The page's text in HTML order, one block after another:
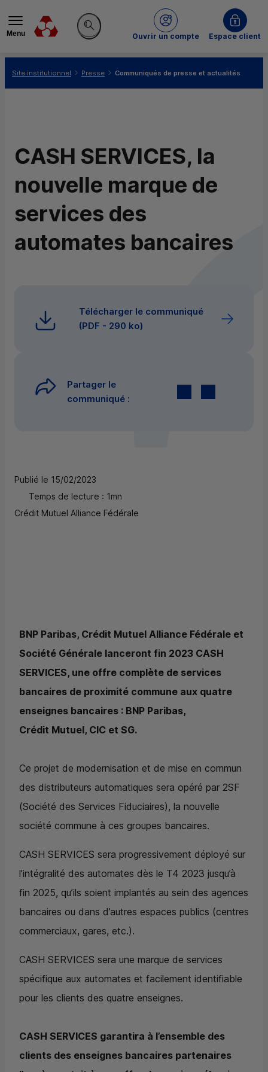
Menu
Rechercher sur le site
Ouvrir un compte
du Crédit MutuelEspace client
Site institutionnel Presse Communiqués de presse et actualités
CASH SERVICES, la
nouvelle marque de
services des
automates bancaires
Télécharger le communiqué
(PDF - 290 ko)
Partager le
communiqué :
Publié le 15/02/2023
Temps de lecture : 1mn
Crédit Mutuel Alliance Fédérale
BNP Paribas, Crédit Mutuel Alliance Fédérale et
Société Générale lanceront fin 2023 CASH
SERVICES, une offre complète de services
bancaires de proximité commune aux quatre
enseignes bancaires : BNP Paribas,
Crédit Mutuel, CIC et SG.
Ce projet de modernisation et de mise en commun
des distributeurs automatiques sera opéré par 2SF
(Société des Services Fiduciaires), la nouvelle
société commune à ces groupes bancaires.
CASH SERVICES sera progressivement déployé sur
l’intégralité des automates dès le T4 2023 jusqu’à
fin 2025, qu’ils soient implantés au sein des agences
bancaires ou dans d’autres espaces publics (centres
commerciaux, gares, etc.).
CASH SERVICES sera une marque de services
spécifique aux automates et facilement identifiable
pour les clients des quatre enseignes.
CASH SERVICES garantira à l’ensemble des
clients des enseignes bancaires partenaires